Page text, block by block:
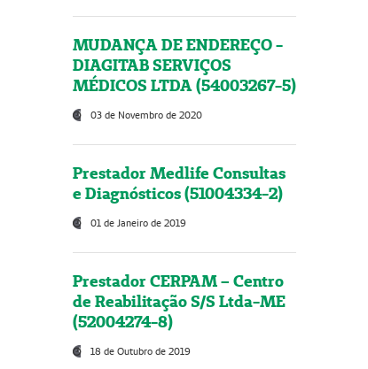
MUDANÇA DE ENDEREÇO -
DIAGITAB SERVIÇOS
MÉDICOS LTDA (54003267-5)
03 de Novembro de 2020
Prestador Medlife Consultas
e Diagnósticos (51004334-2)
01 de Janeiro de 2019
Prestador CERPAM – Centro
de Reabilitação S/S Ltda-ME
(52004274-8)
18 de Outubro de 2019